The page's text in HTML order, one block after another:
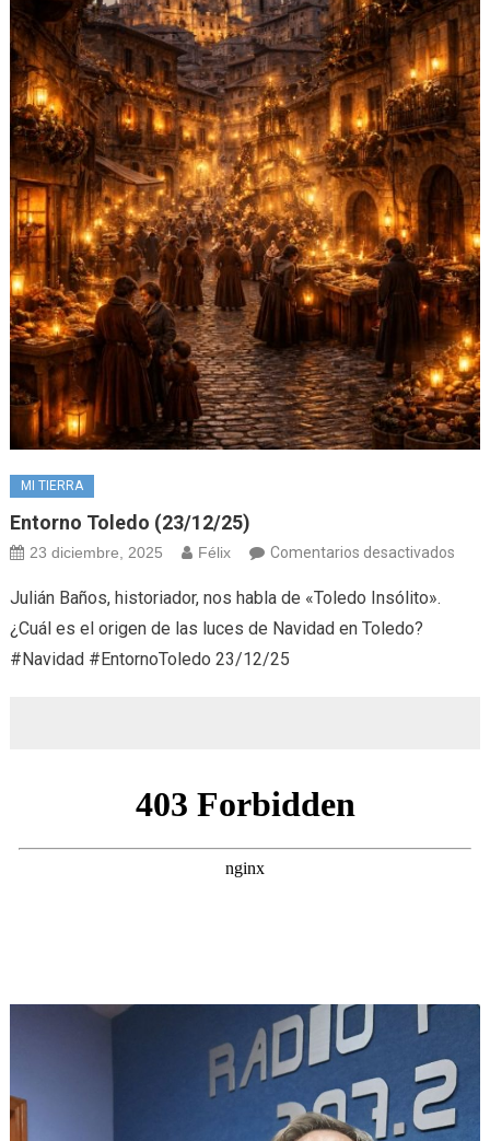
MI TIERRA
Entorno Toledo (23/12/25)
23 diciembre, 2025 Félix Comentarios desactivadosen
Julián Baños, historiador, nos habla de «Toledo Insólito».
¿Cuál es el origen de las luces de Navidad en Toledo?
#Navidad #EntornoToledo 23/12/25